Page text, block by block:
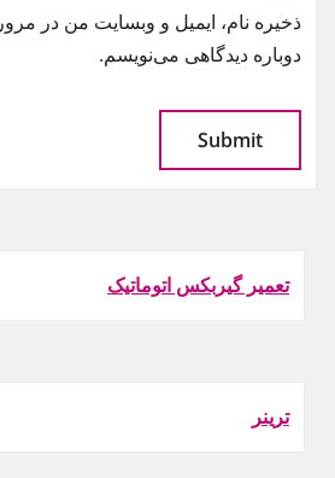
ذخیره نام، ایمیل و وبسایت من در
دوباره دیدگاهی می‌نویسم.
تعمیر گیربکس اتوماتیک
ترينر